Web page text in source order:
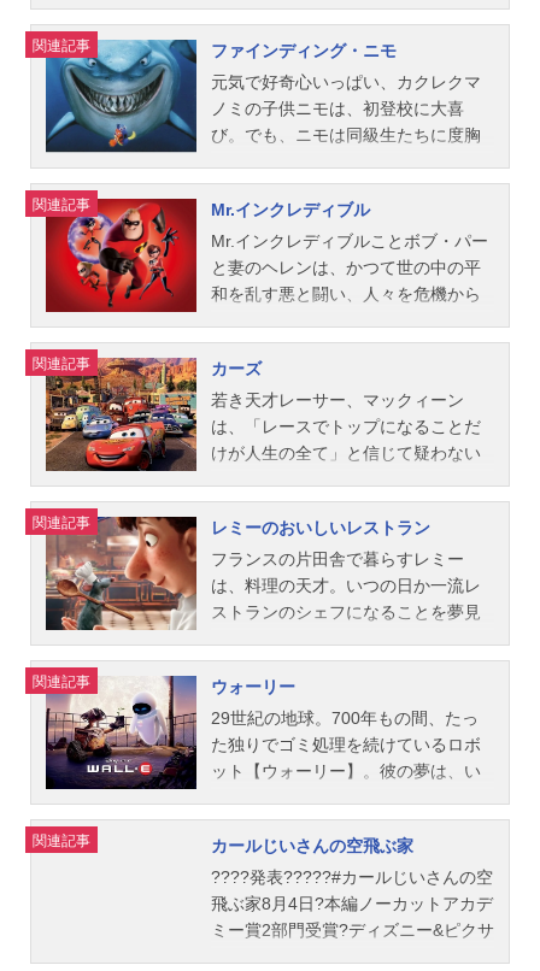
ス...
村浩佑スタッフ監督：ジョン・ラセ
ター製作総指揮：エドウィン・キャ
ットマル スティーヴ・ジョブス製
作：ラルフ・グッゲンハイム ボニ
ー・アーノルド脚本：ジョス・ウィ
ン ジョエル・コーエン アレッ
ク・ソコロウ ジョー・ランフト原
案：ピート・ドクター ジョン・ラ
セター ジョー・ランフト アンド
リュ...
リック：宮本充ホッパー：壌晴彦ア
ッタ姫：土井美加ドット姫：須藤祐
実女王アリ：磯辺万沙子モルト、P・
T・フリー：岡田吉弘スリム：伊藤和
晃ハイムリック：島香裕フランシ
シー：相沢恵子ロージー：林佳代子
タック＆ロール：水野龍司ディム：
郷里大輔Mr.ソイル：仲野裕フローラ
先生：佐藤しのぶスタッフ監督：ジ
ョン・ラセター共同監督：アンドリ
アンダーソン、ケヴィン・リハー脚
本：アンドリュー・スタントン、ド
ナルド・マッケネリー、ボブ・ショ
ー主題歌「Thetimeofyourlife」...
は、ジェシーからある事実を聞かさ
れて、仲間たちの元に戻りたい気持
ちが揺らぎ始めていました。そんな
時、さまざまな危険をくぐりぬけ、
バズたちがウッディ救出に現れ
形態劇場版アニメシリーズトイ・ス
トーリーシリーズスケジュール2000
年3月11日（土）キャストバズ・ライ
トイヤー：所ジョージウッディ：唐
沢寿明ジェシー：日下由美プロスペ
ッド：名古屋章スリンキー・ドッ
グ：永井一郎レックス：三ツ矢雄二
ハム：大塚周夫ボー・ピープ：戸田
恵子アル・マクウィギン：樋浦勉ア
ンディ：北尾亘ミセス・ポテトヘッ
スタッフ監督：ジョン・ラセター共
同監督：リー・アンクリッチ アッ
シュ・ブラノン製作：ヘレン・プロ
トキン カレン・ロバート・ジャク
ソン製作総指...
の悲鳴を集めること。そして、モン
スターズ社のエリート中のエリート
で全社員の憧れの的となっているの
が、悲鳴獲得ポイントNO.1の怖がら
せ屋、サリーことジェームズ・P.サリ
友のマイク・ワゾウスキとのコンビ
は完璧。一目見ただけでビビってし
まう恐ろしいルックスと、日々の厳
しい訓練の成果である脅かしテクニ
ックで、次々とエネルギー・ボンベ
だが、実はモンスターの方こそ、子
供たちを心底怖がっていた。彼らは
人間の子供は有毒だと信じており、
例え靴下一枚であってもモンスタ
ー・シティに持ち込むことは禁止さ
スター・シティの歴史を揺るがす大
事件は、ある日突然に起こった。仕
事を終えたサリーが残務整理をして
いると、そこには小さな人間の女の
子が立っていたのである！会社に知
うため、サリーとマイクは厳しい追
跡を逃れてこっそりと少女を人間界
に戻そうとするが…。作品名モンス
ターズ・インク放送形態劇場版ア...
関連記事
ファインディング・ニモ
元気で好奇心いっぱい、カクレクマ
ノミの子供ニモは、初登校に大喜
び。でも、ニモは同級生たちに度胸
の父マーリンの制止を振り切ってサ
ンゴ礁の外に出たことから人間にさ
らわれてしまう。マーリンは、“ニモ
をさらったボートを見た”と言う、親
切だけど物忘れのひどいドリー（ナ
果てしない海の旅へ―。巨大なサメ
に追いかけられたり、アオウミガメ
の群れに助けられたりと、想像もし
なかった出来事ばかり。それでも、
マーリンはニモに会いたい一心で旅
『モンスターズ・インク』のスタッ
フが贈る、息をのむほど美しいグレ
ート・バリアリーフの海を舞台に、
個性的なキャラクターたちが繰り広
げる感動の冒険ストーリー。作品名
場版アニメスケジュール2003年12月
6日（土）キャストマーリン：木梨憲
武ドリー：室井滋ニモ：宮谷恵多ギ
ル：山路和弘クラッシュ：小山力也
ガーグル：津田寛治デブ&フロー：森
ル：進藤晶子大口魚の母：LiLiCo小
さな魚：中島ヒロト大きな魚：さか
なクンロブスター：やまだひさしメ
カジキ：YASUイルカ：杉山...
関連記事
Mr.インクレディブル
Mr.インクレディブルことボブ・パー
と妻のヘレンは、かつて世の中の平
和を乱す悪と闘い、人々を危機から
が、15年前のスーパー・ヒーロー制
度廃止を機に、夫妻は一般市民とし
て暮らすことを余儀なくされ、3人の
子供たちヴァイオレット、ダッシ
ュ、ジャック・ジャックと共に、“普
た。再び世界を救うことを夢見続け
るボブの元に、ある日、謎の手紙が
届く。それは、彼と彼の愛する家族
にとって、想像を絶する冒険の始ま
りだった・・・。作品名Mr.インクレ
ジュール2004年12月4日（土）キャ
ストMr.インクレディブル：三浦友和
インクレディブル夫人：黒木瞳シン
ドローム：宮迫博之ヴァイオレッ
ト：綾瀬はるかダッシュ：海鋒拓也
ド：後藤哲夫ハフ：小倉智昭アンダ
ーマイナー：高田延彦ミラージュ：
渡辺美佐スタッフ監督：ブラッド・
バード製作：ジョン・ウォーカー製
作総指揮：ジョン・ラセター公開開
関連記事
カーズ
若き天才レーサー、マックィーン
は、「レースでトップになることだ
けが人生の全て」と信じて疑わない
が、チャンピオン決定戦へと向かう
途中で迷い込んだ田舎町≪ラジエー
ター・スプリングス≫。その町の個
性的な住民、サリー、メーター、ド
ック・ハドソンらとの人情味溢れる
ーンの心には変化が表れ始める。や
がて彼は、ゴールを勝ち取ることよ
りも、もっと大切なことに気づいて
いき…。最高のスピード感、最高の
楽しさ、最高の感動が味わえる、“人
せてくれる感動のストーリー。作品
名カーズ放送形態劇場版アニメシリ
ーズカーズスケジュール2006年7月1
日（土）キャストライトニング・マ
ックィーン：土田大メーター：山口
関連記事
レミーのおいしいレストラン
フランスの片田舎で暮らすレミー
は、料理の天才。いつの日か一流レ
ストランのシェフになることを夢見
そう、レミーはネズミだから。そん
なレミーが、ある事件をきっかけ
に、パリにある憧れのレストラン“グ
ストー”にやって来る。そこで見習い
シェフ、リングイニと出会い、ふた
敵な≪奇跡≫を巻き起こしていく！
自分を信じて一歩踏み出す勇気をく
れる、“夢のレシピ”をお届けします。
作品名レミーのおいしいレストラン
放送形態劇場版アニメスケジュール2
関連記事
ウォーリー
29世紀の地球。700年もの間、たっ
た独りでゴミ処理を続けているロボ
ット【ウォーリー】。彼の夢は、い
日、そんなウォーリーの前に、真っ
白に輝くロボット【イヴ】が現れ
る。一目惚れしてしまったウォーリ
ーが、イヴに大切な宝物“植物”を見せ
ると、思いがけない事態が！イヴは
関連記事
カールじいさんの空飛ぶ家
????発表?????#カールじいさんの空
飛ぶ家8月4日?本編ノーカットアカデ
ミー賞2部門受賞?ディズニー&ピクサ